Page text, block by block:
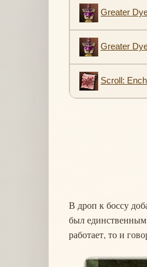
Greater
Greater
Scroll:
В дроп к боссу
был
работает, то и